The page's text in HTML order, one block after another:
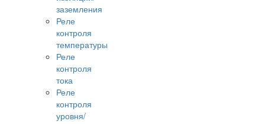
заземления
Реле
контроля
температуры
Реле
контроля
тока
Реле
контроля
уровня/